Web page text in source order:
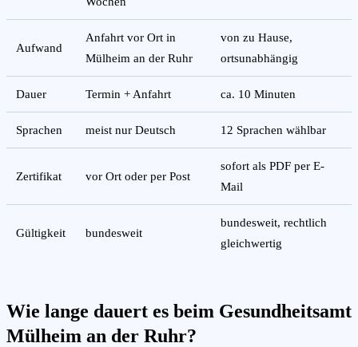
Aufwand
Anfahrt vor Ort in
Mülheim an der Ruhr
von zu Hause,
ortsunabhängig
Dauer Termin + Anfahrt ca. 10 Minuten
Sprachen meist nur Deutsch 12 Sprachen wählbar
Zertifikat vor Ort oder per Post
sofort als PDF per E-
Mail
Gültigkeit bundesweit
bundesweit, rechtlich
gleichwertig
Wie lange dauert es beim Gesundheitsamt
Mülheim an der Ruhr?